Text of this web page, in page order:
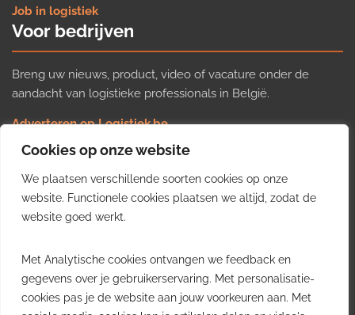
Cookies op onze website
We plaatsen verschillende soorten cookies op onze
website. Functionele cookies plaatsen we altijd, zodat de
website goed werkt.
Met Analytische cookies ontvangen we feedback en
gegevens over je gebruikerservaring. Met personalisatie-
cookies pas je de website aan jouw voorkeuren aan. Met
Job in logistiek
Voor bedrijven
Breng uw nieuws, product, video of vacature onder de
aandacht van logistieke professionals in België.
Adverteren op Logistiek.be
Nieuws insturen
Uw video op Logistiek.TV
Job plaatsen
Gratis wekelijkse update
inzichten uit de Belgische logistieke sector in uw inbox.
Ontvang je gratis